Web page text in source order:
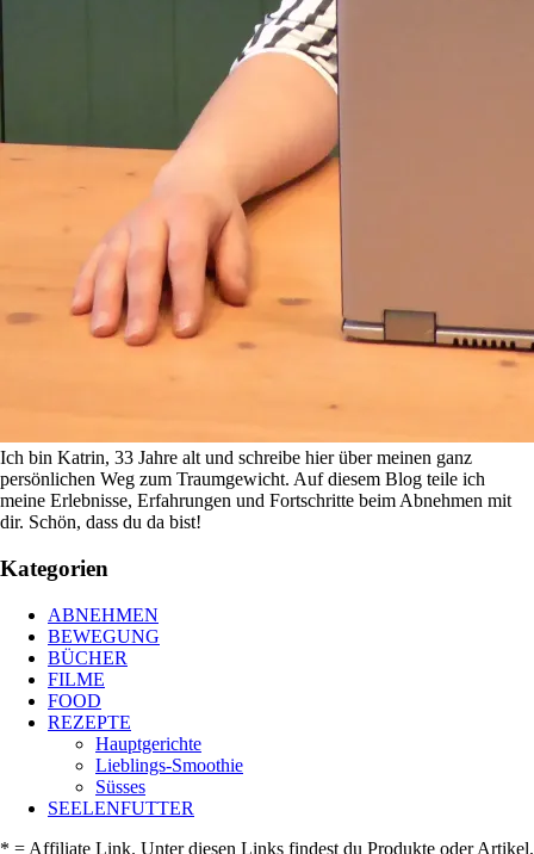
Ich bin Katrin, 33 Jahre alt und schreibe hier über meinen ganz
persönlichen Weg zum Traumgewicht. Auf diesem Blog teile ich
meine Erlebnisse, Erfahrungen und Fortschritte beim Abnehmen mit
dir. Schön, dass du da bist!
Kategorien
ABNEHMEN
BEWEGUNG
BÜCHER
FILME
FOOD
REZEPTE
Hauptgerichte
Lieblings-Smoothie
Süsses
SEELENFUTTER
* = Affiliate Link. Unter diesen Links findest du Produkte oder Artikel,